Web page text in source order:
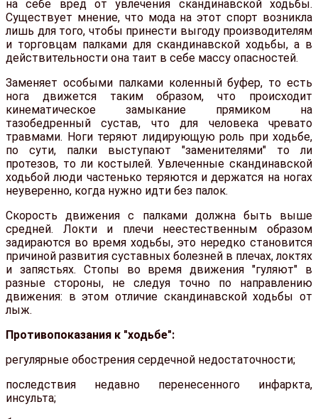
на себе вред от увлечения скандинавской ходьбы.
Существует мнение, что мода на этот спорт возникла
лишь для того, чтобы принести выгоду производителям
и торговцам палками для скандинавской ходьбы, а в
действительности она таит в себе массу опасностей.
Заменяет особыми палками коленный буфер, то есть
нога движется таким образом, что происходит
кинематическое замыкание прямиком на
тазобедренный сустав, что для человека чревато
травмами. Ноги теряют лидирующую роль при ходьбе,
по сути, палки выступают "заменителями" то ли
протезов, то ли костылей. Увлеченные скандинавской
ходьбой люди частенько теряются и держатся на ногах
неуверенно, когда нужно идти без палок.
Скорость движения с палками должна быть выше
средней. Локти и плечи неестественным образом
задираются во время ходьбы, это нередко становится
причиной развития суставных болезней в плечах, локтях
и запястьях. Стопы во время движения "гуляют" в
разные стороны, не следуя точно по направлению
движения: в этом отличие скандинавской ходьбы от
лыж.
Противопоказания к "ходьбе":
регулярные обострения сердечной недостаточности;
последствия недавно перенесенного инфаркта,
инсульта;